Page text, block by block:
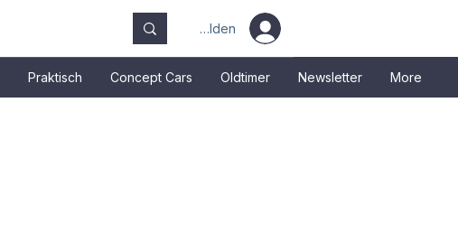
Anmelden
Praktisch Concept Cars Oldtimer Newsletter More